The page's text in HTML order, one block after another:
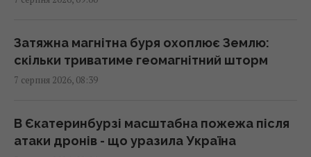
заперечили, що український літак
перевозив боєприпаси
08:32 п'ятниця, 07 серпня 2026
РФ використовує українських
військовополонених для формування
Затяжна магнітна буря охоплює Землю:
скільки триватиме геомагнітний шторм
7 серпня 2026, 08:39
В Єкатеринбурзі масштабна пожежа після
атаки дронів - що уразила Україна